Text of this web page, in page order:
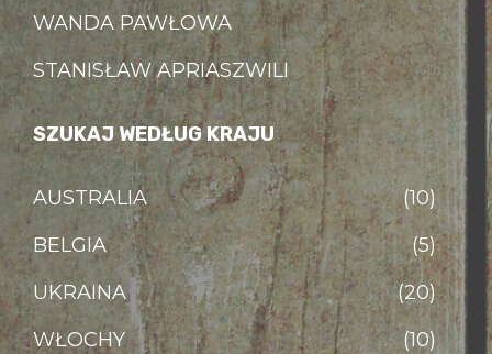
WANDA PAWŁOWA
STANISŁAW APRIASZWILI
SZUKAJ WEDŁUG KRAJU
AUSTRALIA
(10)
BELGIA
(5)
UKRAINA
(20)
WŁOCHY
(10)